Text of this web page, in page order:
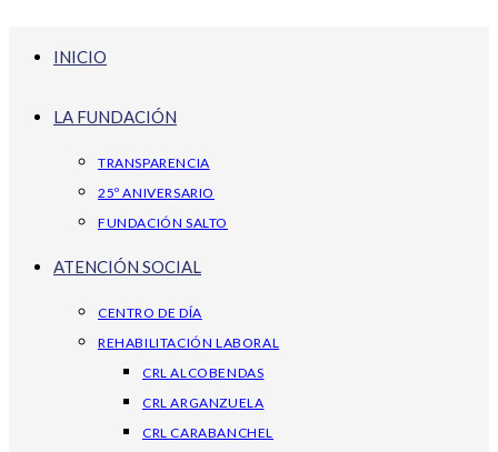
INICIO
LA FUNDACIÓN
TRANSPARENCIA
25º ANIVERSARIO
FUNDACIÓN SALTO
ATENCIÓN SOCIAL
CENTRO DE DÍA
REHABILITACIÓN LABORAL
CRL ALCOBENDAS
CRL ARGANZUELA
CRL CARABANCHEL